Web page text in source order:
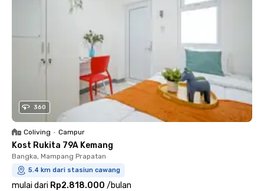
360
Coliving • Campur
Kost Rukita 79A Kemang
Bangka, Mampang Prapatan
5.4 km dari stasiun cawang
mulai dari Rp2.818.000 /bulan